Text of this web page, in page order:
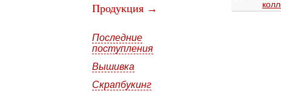
Продукция →
Последние
поступления
Вышивка
Скрапбукинг